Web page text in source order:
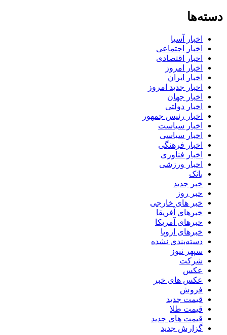
دسته‌ها
اخبار آسیا
اخبار اجتماعی
اخبار اقتصادی
اخبار امروز
اخبار ایران
اخبار جدید امروز
اخبار جهان
اخبار دولتی
اخبار رئیس جمهور
اخبار سیاست
اخبار سیاسی
اخبار فرهنگی
اخبار فناوری
اخبار ورزشی
بانک
خبر جدید
خبر روز
خبر های خارجی
خبرهای آفریقا
خبرهای آمریکا
خبرهای اروپا
دسته‌بندی نشده
سپهر نیوز
شرکت
عکس
عکس های خبر
فروش
قیمت جدید
قیمت طلا
قیمت های جدید
گزارش جدید